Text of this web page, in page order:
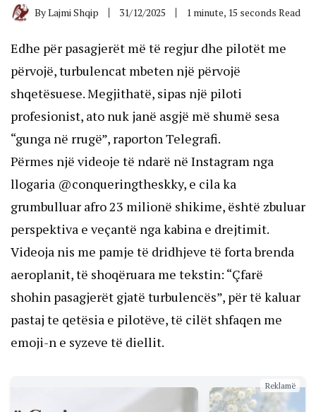
ByLajmi Shqip 31/12/2025 1 minute, 15 seconds Read
Edhe për pasagjerët më të regjur dhe pilotët me
përvojë, turbulencat mbeten një përvojë
shqetësuese. Megjithatë, sipas një piloti
profesionist, ato nuk janë asgjë më shumë sesa
“gunga në rrugë”, raporton Telegrafi.
Përmes një videoje të ndarë në Instagram nga
llogaria @conqueringtheskky, e cila ka
grumbulluar afro 23 milionë shikime, është zbuluar
perspektiva e veçantë nga kabina e drejtimit.
Videoja nis me pamje të dridhjeve të forta brenda
aeroplanit, të shoqëruara me tekstin: “Çfarë
shohin pasagjerët gjatë turbulencës”, për të kaluar
pastaj te qetësia e pilotëve, të cilët shfaqen me
emoji-n e syzeve të diellit.
Reklamë